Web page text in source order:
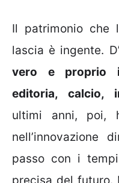
Il patrimonio che
lascia è ingente.
vero e proprio
editoria, calcio,
ultimi anni, poi,
nell’innovazione
passo con i